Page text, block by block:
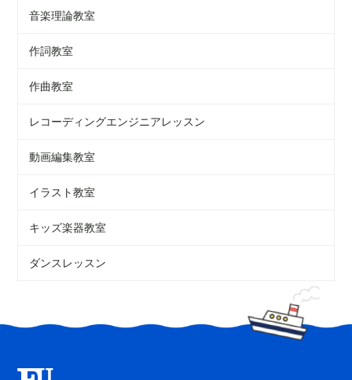
音楽理論教室
作詞教室
作曲教室
レコーディングエンジニアレッスン
動画編集教室
イラスト教室
キッズ楽器教室
ダンスレッスン